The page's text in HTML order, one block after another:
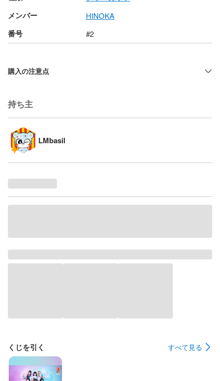
メンバー HINOKA
番号 #2
購入の注意点
持ち主
LMbasil
くじを引く すべて見る